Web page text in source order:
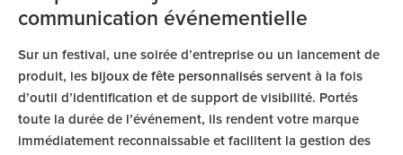
communication événementielle
Sur un festival, une soirée d’entreprise ou un lancement de
produit, les bijoux de fête personnalisés servent à la fois
d’outil d’identification et de support de visibilité. Portés
toute la durée de l’événement, ils rendent votre marque
immédiatement reconnaissable et facilitent la gestion des